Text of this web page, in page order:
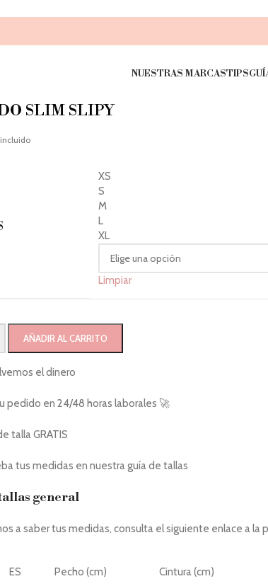
NUESTRAS MARCASTIPS
SLIM SLIPY
incluido
XS
S
M
L
XL
Limpiar
AÑADIR AL CARRITO
el dinero
pedido en 24/48 horas laborales 🚀
talla GRATIS
tus medidas en nuestra guía de tallas
general
a saber tus medidas, consulta el siguiente enlace a la
ES Pecho (cm) Cintura (cm)